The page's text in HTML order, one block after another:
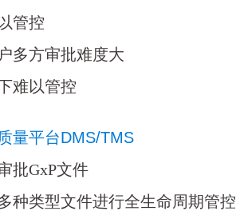
管控
多方审批难度大
难以管控
量平台DMS/TMS
批GxP文件
种类型文件进行全生命周期管控